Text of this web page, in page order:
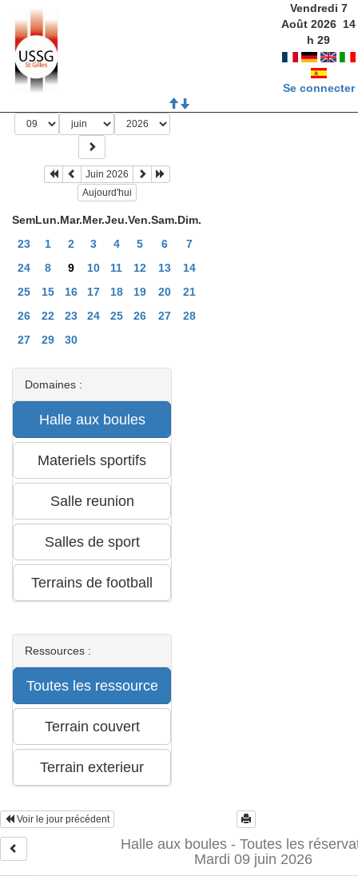
Vendredi 7
Août 2026 14
h29
Se connecter
Juin 2026
Aujourd'hui
SemLun.Mar.Mer.Jeu.Ven.Sam.Dim.
23
1 2 3 4 5 6
7
24
8 9 10 11 12 13
14
25
15 16 17 18 19 20
21
26
22 23 24 25 26 27
28
27
29 30
Domaines :
Ressources :
Voir le jour précédent
Halle aux boules - Toutes les
Mardi 09 juin 2026